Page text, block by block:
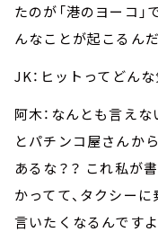
たのが「港のヨーコ」
んなことが起こるんだ
JK：ヒットってどん
阿木：なんとも言え
とパチンコ屋さんか
あるな？？ これ私が
かってて、タクシー
言いたくなるんですよ